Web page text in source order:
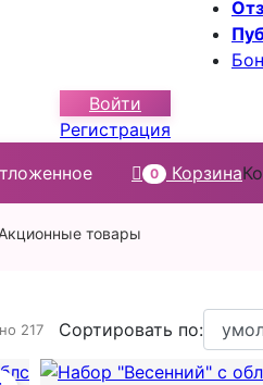
Войти
Регистрация
0 Корзина
Акционные товары
217 Сортировать по: